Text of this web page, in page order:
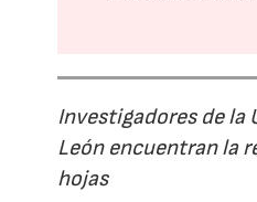
Investigadores de la
León encuentran la
hojas